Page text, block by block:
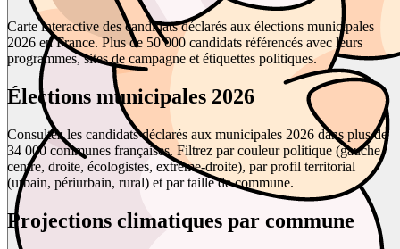
Carte interactive des candidats déclarés aux élections municipales
2026 en France. Plus de 50 000 candidats référencés avec leurs
programmes, sites de campagne et étiquettes politiques.
Élections municipales 2026
Consultez les candidats déclarés aux municipales 2026 dans plus de
34 000 communes françaises. Filtrez par couleur politique (gauche,
centre, droite, écologistes, extrême-droite), par profil territorial
(urbain, périurbain, rural) et par taille de commune.
Projections climatiques par commune